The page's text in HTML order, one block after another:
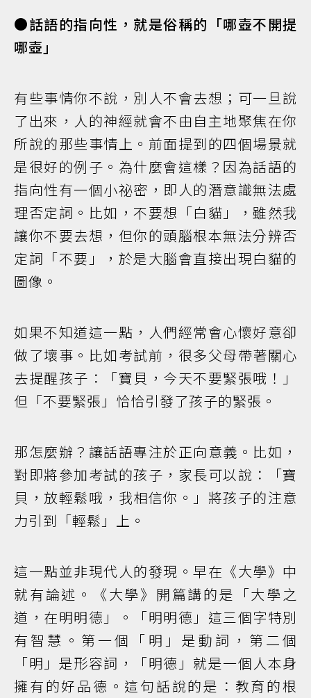
●話語的指向性，就是俗稱的「哪壺不開提
哪壺」
有些事情你不說，別人不會去想；可一旦說
了出來，人的神經就會不由自主地聚焦在你
所說的那些事情上。前面提到的四個場景就
是很好的例子。為什麼會這樣？因為話語的
指向性有一個小祕密，即人的潛意識無法處
理否定詞。比如，不要想「白貓」，雖然我
讓你不要去想，但你的頭腦根本無法分辨否
定詞「不要」，於是大腦會直接出現白貓的
圖像。
如果不知道這一點，人們經常會心懷好意卻
做了壞事。比如考試前，很多父母帶著關心
去提醒孩子：「寶貝，今天不要緊張哦！」
但「不要緊張」恰恰引發了孩子的緊張。
那怎麼辦？讓話語專注於正向意義。比如，
對即將參加考試的孩子，家長可以說：「寶
貝，放輕鬆哦，我相信你。」將孩子的注意
力引到「輕鬆」上。
這一點並非現代人的發現。早在《大學》中
就有論述。《大學》開篇講的是「大學之
道，在明明德」。「明明德」這三個字特別
有智慧。第一個「明」是動詞，第二個
「明」是形容詞，「明德」就是一個人本身
擁有的好品德。這句話說的是：教育的根